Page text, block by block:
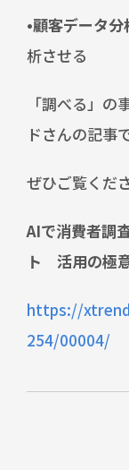
•顧客データ分
析させる
「調べる」
ドさんの記事
ぜひご覧くだ
AIで消費者調
ト 活用の極
https://
254/00004/